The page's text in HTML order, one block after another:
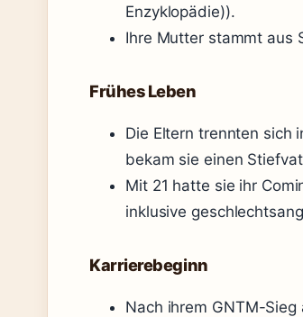
Enzyklopädie)).
Ihre Mutter stammt aus
Frühes Leben
Die Eltern trennten sich
bekam sie einen
Mit 21 hatte sie ihr
inklusive
Karrierebeginn
Nach ihrem GNTM-